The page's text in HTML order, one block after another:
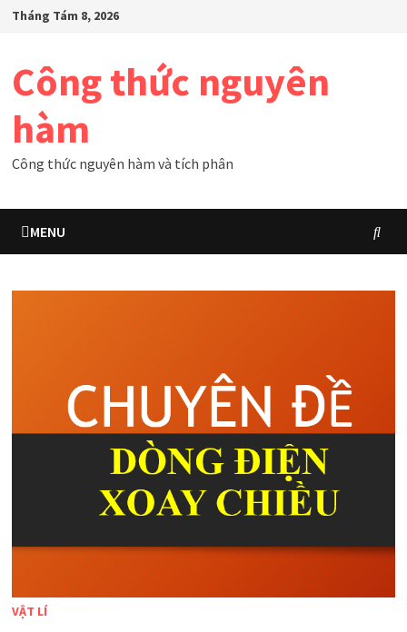
SkipTháng Tám 8, 2026
Công thức nguyên
hàm
Công thức nguyên hàm và tích phân
MENU
VẬT LÍ